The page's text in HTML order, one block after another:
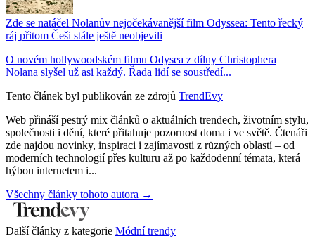
Zde se natáčel Nolanův nejočekávanější film Odyssea: Tento řecký
ráj přitom Češi stále ještě neobjevili
O novém hollywoodském filmu Odysea z dílny Christophera
Nolana slyšel už asi každý. Řada lidí se soustředí...
Tento článek byl publikován ze zdrojů TrendEvy
Web přináší pestrý mix článků o aktuálních trendech, životním stylu,
společnosti i dění, které přitahuje pozornost doma i ve světě. Čtenáři
zde najdou novinky, inspiraci i zajímavosti z různých oblastí – od
moderních technologií přes kulturu až po každodenní témata, která
hýbou internetem i...
Všechny články tohoto autora →
Další články z kategorie Módní trendy